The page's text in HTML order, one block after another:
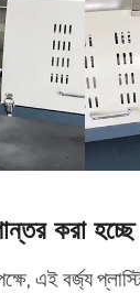
করা হচ্ছে
এই বর্জ্য